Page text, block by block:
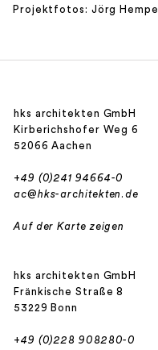
Projektfotos: Jörg Hempel
hks architekten GmbH
Kirberichshofer Weg 6
52066 Aachen
+49 (0)241 94664-0
ac@hks-architekten.de
Auf der Karte zeigen
hks architekten GmbH
Fränkische Straße 8
53229 Bonn
+49 (0)228 908280-0